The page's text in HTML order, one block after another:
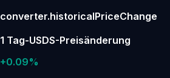
converter.historicalPriceChange
1 Tag-USDS-Preisänderung
+0.09%